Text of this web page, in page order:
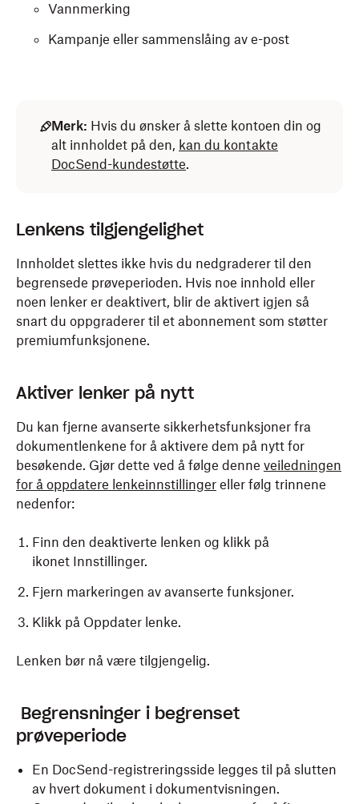
Vannmerking
Kampanje eller sammenslåing av e-post
Merk: Hvis du ønsker å slette kontoen din og
alt innholdet på den, kan du kontakte
DocSend-kundestøtte.
Lenkens tilgjengelighet
Innholdet slettes ikke hvis du nedgraderer til den
begrensede prøveperioden. Hvis noe innhold eller
noen lenker er deaktivert, blir de aktivert igjen så
snart du oppgraderer til et abonnement som støtter
premiumfunksjonene.
Aktiver lenker på nytt
Du kan fjerne avanserte sikkerhetsfunksjoner fra
dokumentlenkene for å aktivere dem på nytt for
besøkende. Gjør dette ved å følge denne veiledningen
for å oppdatere lenkeinnstillinger eller følg trinnene
nedenfor:
Finn den deaktiverte lenken og klikk på
ikonet Innstillinger.
Fjern markeringen av avanserte funksjoner.
Klikk på Oppdater lenke.
Lenken bør nå være tilgjengelig.
Begrensninger i begrenset
prøveperiode
En DocSend-registreringsside legges til på slutten
av hvert dokument i dokumentvisningen.